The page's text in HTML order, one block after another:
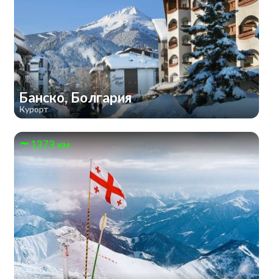
Банско, Болгария
Курорт
1373 км